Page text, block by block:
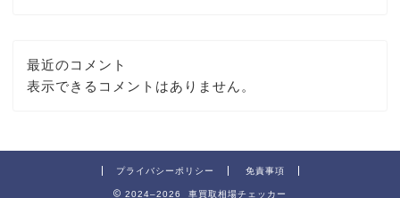
最近のコメント
表示できるコメントはありません。
プライバシーポリシー 免責事項
2024–2026 車買取相場チェッカー